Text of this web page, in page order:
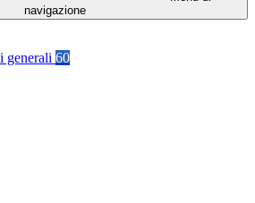
navigazione
generali 60